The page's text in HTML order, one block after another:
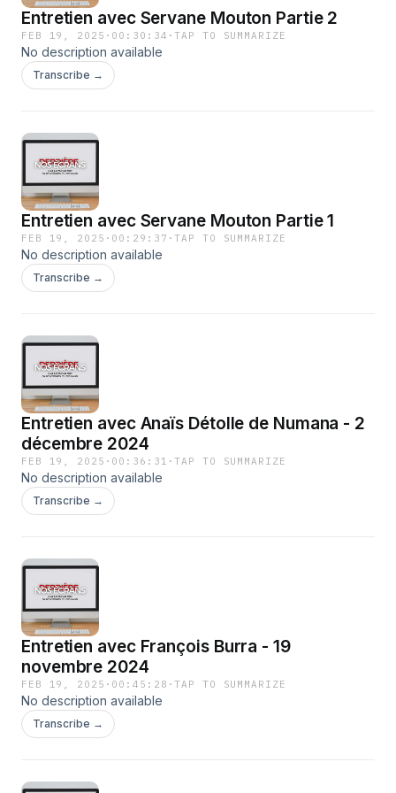
Entretien avec Servane Mouton Partie 2
FEB 19, 2025 · 00:30:34 ·TAP TO SUMMARIZE
No description available
Transcribe →
Entretien avec Servane Mouton Partie 1
FEB 19, 2025 · 00:29:37 ·TAP TO SUMMARIZE
No description available
Transcribe →
Entretien avec Anaïs Détolle de Numana - 2
décembre 2024
FEB 19, 2025 · 00:36:31 ·TAP TO SUMMARIZE
No description available
Transcribe →
Entretien avec François Burra - 19
novembre 2024
FEB 19, 2025 · 00:45:28 ·TAP TO SUMMARIZE
No description available
Transcribe →